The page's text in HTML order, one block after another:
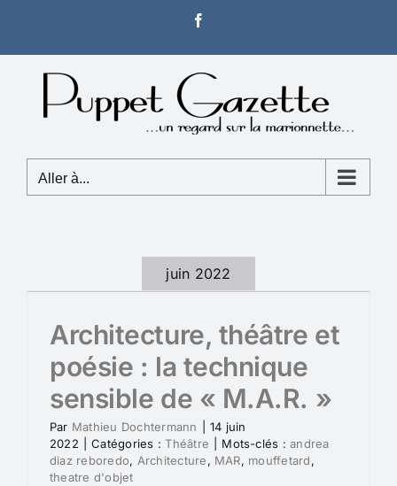
contenu
Aller à...
juin 2022
Architecture, théâtre et
poésie : la technique
sensible de « M.A.R. »
Par Mathieu Dochtermann
14 juin
2022
Catégories :Théâtre Mots-clés :andrea
diaz reboredo, Architecture, MAR, mouffetard,
theatre d'objet